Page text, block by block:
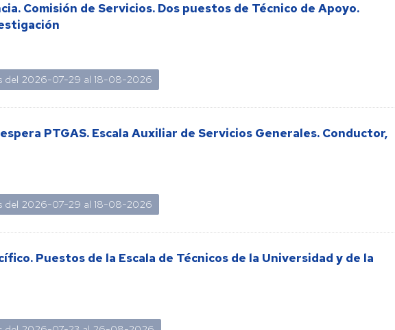
y
espera
Evaluación
Desempeño
Mentoring
de
Comisión de Servicios. Dos puestos de Técnico de Apoyo.
del 2026-07-29 al 18-08-2026
PTGAS. Escala Auxiliar de Servicios Generales. Conductor,
del 2026-07-29 al 18-08-2026
Puestos de la Escala de Técnicos de la Universidad y de la